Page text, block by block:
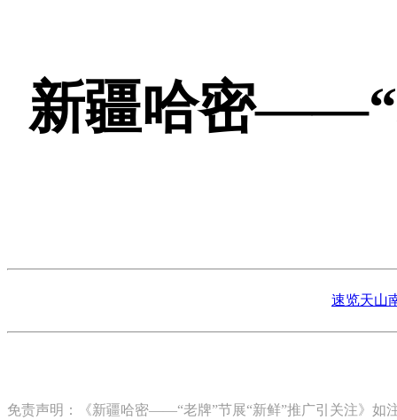
新疆哈密——“
速览天山
免责声明：《新疆哈密——“老牌”节展“新鲜”推广引关注》如